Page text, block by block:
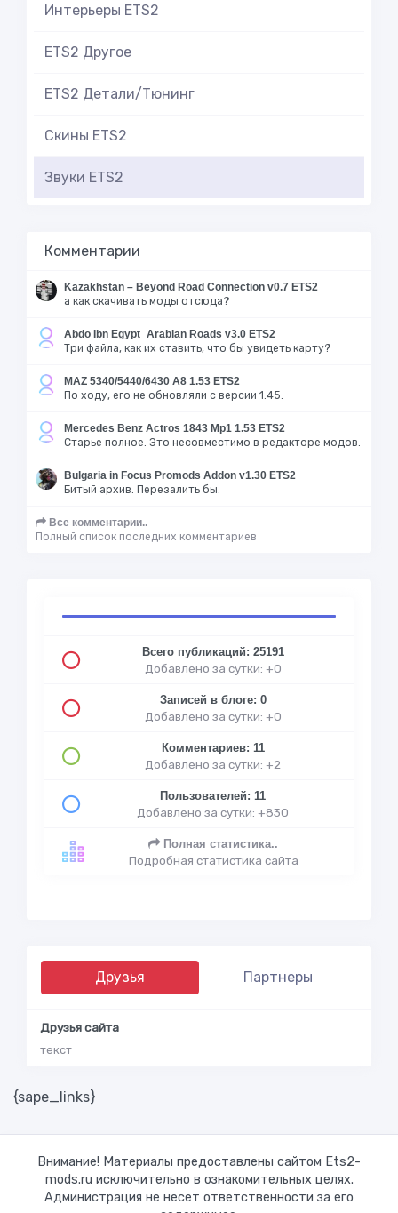
Интерьеры ETS2
ETS2 Другое
ETS2 Детали/Тюнинг
Скины ETS2
Звуки ETS2
Комментарии
Kazakhstan – Beyond Road Connection v0.7 ETS2
а как скачивать моды отсюда?
Abdo Ibn Egypt_Arabian Roads v3.0 ETS2
Три файла, как их ставить, что бы увидеть карту?
MAZ 5340/5440/6430 A8 1.53 ETS2
По ходу, его не обновляли с версии 1.45.
Mercedes Benz Actros 1843 Mp1 1.53 ETS2
Старье полное. Это несовместимо в редакторе модов.
Bulgaria in Focus Promods Addon v1.30 ETS2
Битый архив. Перезалить бы.
Все комментарии..
Полный список последних комментариев
Всего публикаций: 25191
Добавлено за сутки: +0
Записей в блоге: 0
Добавлено за сутки: +0
Комментариев: 11
Добавлено за сутки: +2
Пользователей: 11
Добавлено за сутки: +830
Полная статистика..
Подробная статистика сайта
Друзья Партнеры
Друзья сайта
текст
{sape_links}
Внимание! Материалы предоставлены сайтом Ets2-
mods.ru исключительно в ознакомительных целях.
Администрация не несет ответственности за его